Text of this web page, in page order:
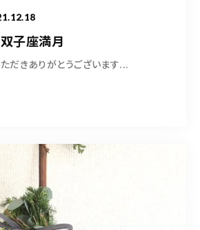
双子座満月
だきありがとうございます...
お問い合わせはこちら